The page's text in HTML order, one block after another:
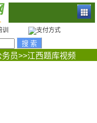
员>>江西题库视频